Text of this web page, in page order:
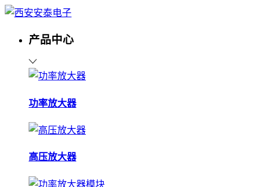
产品中心
功率放大器
高压放大器